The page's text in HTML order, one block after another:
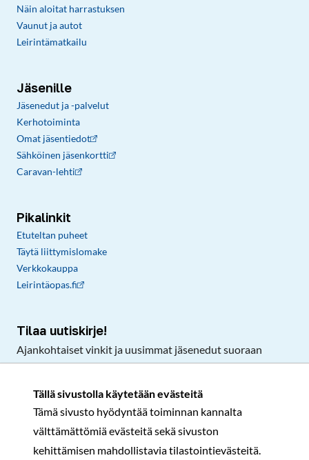
Tällä sivustolla käytetään evästeitä
Tämä sivusto hyödyntää toiminnan kannalta
välttämättömiä evästeitä sekä sivuston
kehittämisen mahdollistavia tilastointievästeitä.
Näin aloitat harrastuksen
Vaunut ja autot
Leirintämatkailu
Jäsenille
Jäsenedut ja -palvelut
Kerhotoiminta
Omat jäsentiedot
Sähköinen jäsenkortti
Caravan-lehti
Pikalinkit
Etuteltan puheet
Täytä liittymislomake
Verkkokauppa
Leirintäopas.fi
Tilaa uutiskirje!
Ajankohtaiset vinkit ja uusimmat jäsenedut suoraan